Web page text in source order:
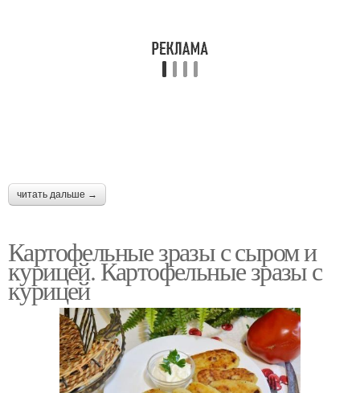
читать дальше →
Картофельные зразы с сыром и
курицей. Картофельные зразы с
курицей